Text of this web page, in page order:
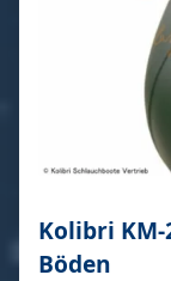
Kolibri
Böden